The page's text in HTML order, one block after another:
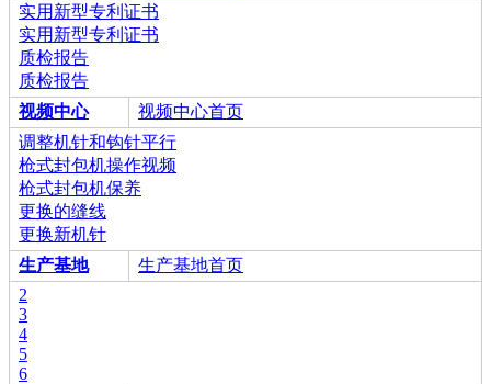
实用新型专利证书
实用新型专利证书
质检报告
质检报告
视频中心
视频中心首页
调整机针和钩针平行
枪式封包机操作视频
枪式封包机保养
更换的缝线
更换新机针
生产基地
生产基地首页
2
3
4
5
6